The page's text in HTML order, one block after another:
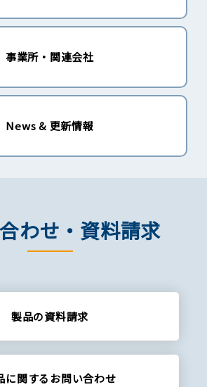
事業所・関連会社
News & 更新情報
わせ・資料請求
製品の資料請求
に関するお問い合わせ